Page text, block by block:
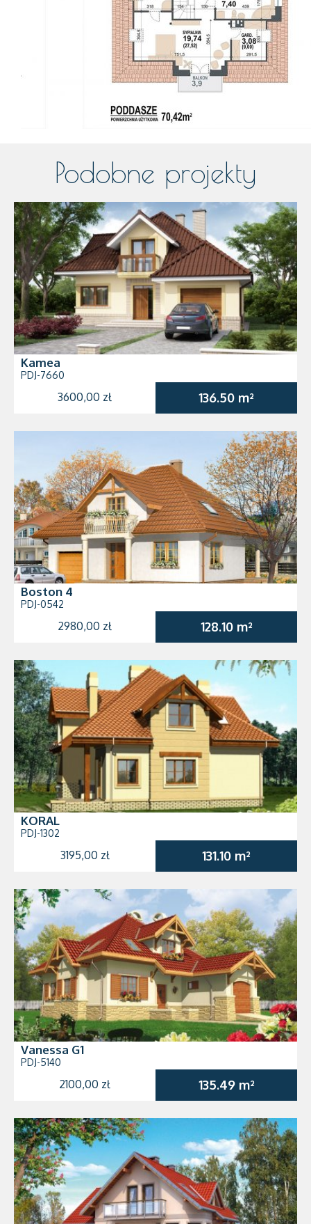
Podobne projekty
Kamea
PDJ-7660
3600,00 zł 136.50 m²
Boston 4
PDJ-0542
2980,00 zł 128.10 m²
KORAL
PDJ-1302
3195,00 zł 131.10 m²
Vanessa G1
PDJ-5140
2100,00 zł 135.49 m²